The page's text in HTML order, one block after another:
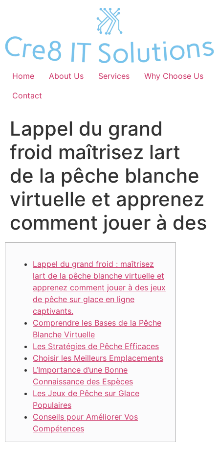
Home About Us Services
Why Choose Us
Contact
Lappel du grand
froid maîtrisez lart
de la pêche blanche
virtuelle et apprenez
comment jouer à des
Lappel du grand froid : maîtrisez
lart de la pêche blanche virtuelle et
apprenez comment jouer à des jeux
de pêche sur glace en ligne
captivants.
Comprendre les Bases de la Pêche
Blanche Virtuelle
Les Stratégies de Pêche Efficaces
Choisir les Meilleurs Emplacements
L’Importance d’une Bonne
Connaissance des Espèces
Les Jeux de Pêche sur Glace
Populaires
Conseils pour Améliorer Vos
Compétences